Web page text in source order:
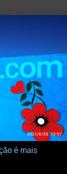
é mais